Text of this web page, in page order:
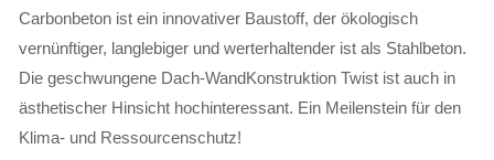
Carbonbeton ist ein innovativer Baustoff, der ökologisch
vernünftiger, langlebiger und werterhaltender ist als Stahlbeton.
Die geschwungene Dach-WandKonstruktion Twist ist auch in
ästhetischer Hinsicht hochinteressant. Ein Meilenstein für den
Klima- und Ressourcenschutz!